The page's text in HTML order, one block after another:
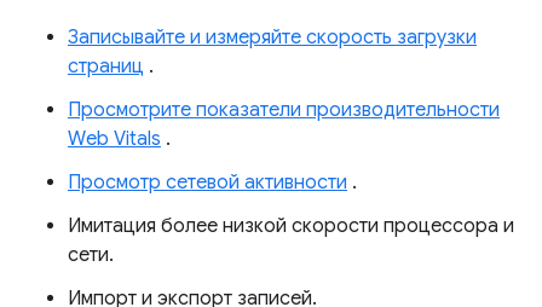
Записывайте и измеряйте скорость загрузки
страниц .
Просмотрите показатели производительности
Web Vitals .
Просмотр сетевой активности .
Имитация более низкой скорости процессора и
сети.
Импорт и экспорт записей.